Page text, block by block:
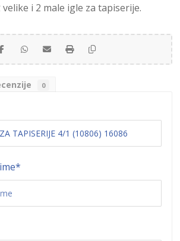
i 2 male igle za tapiserije.
0
*